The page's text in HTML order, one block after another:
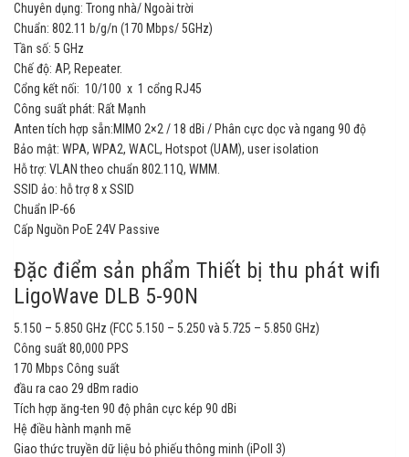
Chuyên dụng: Trong nhà/ Ngoài trời
Chuẩn: 802.11 b/g/n (170 Mbps/ 5GHz)
Tần số: 5 GHz
Chế độ: AP, Repeater.
Cổng kết nối: 10/100 x 1 cổng RJ45
Công suất phát: Rất Mạnh
Anten tích hợp sẵn:MIMO 2×2 / 18 dBi / Phân cực dọc và ngang 90 độ
Bảo mật: WPA, WPA2, WACL, Hotspot (UAM), user isolation
Hỗ trợ: VLAN theo chuẩn 802.11Q, WMM.
SSID ảo: hỗ trợ 8 x SSID
Chuẩn IP-66
Cấp Nguồn PoE 24V Passive
Đặc điểm sản phẩm Thiết bị thu phát wifi
LigoWave DLB 5-90N
5.150 – 5.850 GHz (FCC 5.150 – 5.250 và 5.725 – 5.850 GHz)
Công suất 80,000 PPS
170 Mbps Công suất
đầu ra cao 29 dBm radio
Tích hợp ăng-ten 90 độ phân cực kép 90 dBi
Hệ điều hành mạnh mẽ
Giao thức truyền dữ liệu bỏ phiếu thông minh (iPoll 3)